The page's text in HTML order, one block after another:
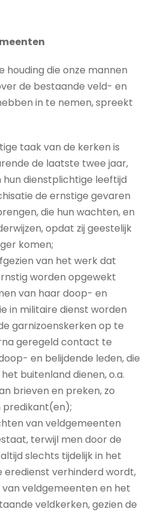
houding die onze mannen
de bestaande veld- en
in te nemen, spreekt
taak van de kerken is
de laatste twee jaar,
dienstplichtige leeftijd
de ernstige gevaren
die hun wachten, en
opdat zij geestelijk
komen;
van het werk dat
worden opgewekt
van haar doop- en
in militaire dienst worden
garnizoenskerken op te
geregeld contact te
en belijdende leden, die
buitenland dienen, o.a.
brieven en preken, zo
predikant(en);
van veldgemeenten
terwijl men door de
slechts tijdelijk in het
eredienst verhinderd wordt,
veldgemeenten en het
veldkerken, gezien de